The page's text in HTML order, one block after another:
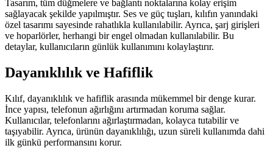
Tasarım, tüm düğmelere ve bağlantı noktalarına kolay erişim
sağlayacak şekilde yapılmıştır. Ses ve güç tuşları, kılıfın yanındaki
özel tasarımı sayesinde rahatlıkla kullanılabilir. Ayrıca, şarj girişleri
ve hoparlörler, herhangi bir engel olmadan kullanılabilir. Bu
detaylar, kullanıcıların günlük kullanımını kolaylaştırır.
Dayanıklılık ve Hafiflik
Kılıf, dayanıklılık ve hafiflik arasında mükemmel bir denge kurar.
İnce yapısı, telefonun ağırlığını artırmadan koruma sağlar.
Kullanıcılar, telefonlarını ağırlaştırmadan, kolayca tutabilir ve
taşıyabilir. Ayrıca, ürünün dayanıklılığı, uzun süreli kullanımda dahi
ilk günkü performansını korur.